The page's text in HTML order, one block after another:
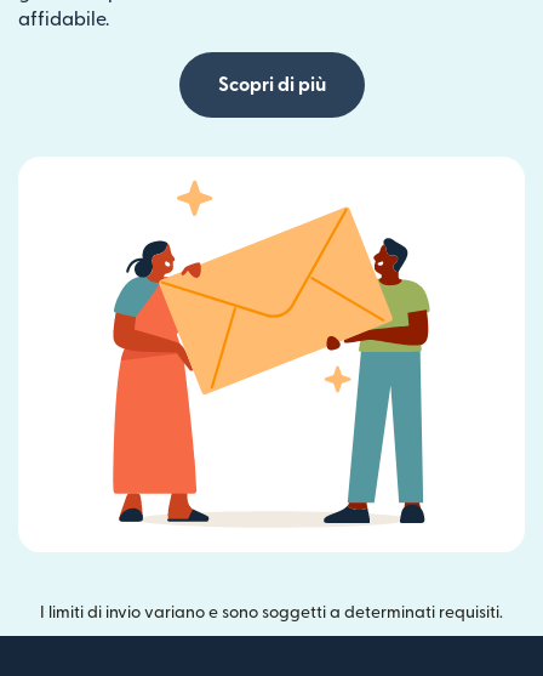
affidabile.
Scopri di più
I limiti di invio variano e sono soggetti a determinati requisiti.